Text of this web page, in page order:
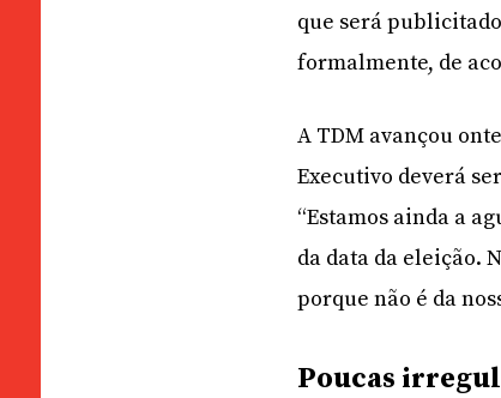
que será
formalmente, de
A TDM avançou
Executivo deverá
“Estamos ainda a
da data da eleição.
porque não é da
Poucas